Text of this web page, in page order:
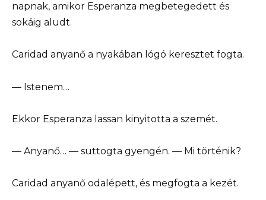
napnak, amikor Esperanza megbetegedett és
sokáig aludt.
Caridad anyanő a nyakában lógó keresztet fogta.
— Istenem…
Ekkor Esperanza lassan kinyitotta a szemét.
— Anyanő… — suttogta gyengén. — Mi történik?
Caridad anyanő odalépett, és megfogta a kezét.